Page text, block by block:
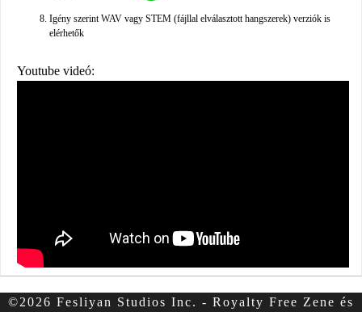
Igény szerint WAV vagy STEM (fájllal elválasztott hangszerek) verziók is
elérhetők
Youtube videó:
©2026 Fesliyan Studios Inc. - Royalty Free Zene és